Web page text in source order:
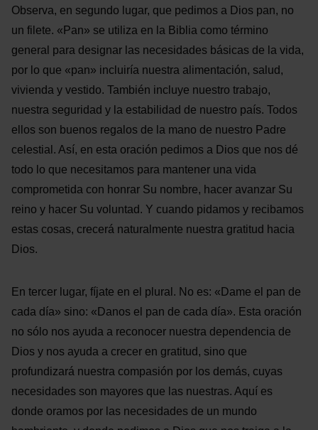
Observa, en segundo lugar, que pedimos a Dios pan, no
un filete. «Pan» se utiliza en la Biblia como término
general para designar las necesidades básicas de la vida,
por lo que «pan» incluiría nuestra alimentación, salud,
vivienda y vestido. También incluye nuestro trabajo,
nuestra seguridad y la estabilidad de nuestro país. Todos
ellos son buenos regalos de la mano de nuestro Padre
celestial. Así, en esta oración pedimos a Dios que nos dé
todo lo que necesitamos para mantener una vida
comprometida con honrar Su nombre, hacer avanzar Su
reino y hacer Su voluntad. Y cuando pidamos y recibamos
estas cosas, crecerá naturalmente nuestra gratitud hacia
Dios.
En tercer lugar, fíjate en el plural. No es: «Dame el pan de
cada día» sino: «Danos el pan de cada día». Esta oración
no sólo nos ayuda a reconocer nuestra dependencia de
Dios y nos ayuda a crecer en gratitud, sino que
profundizará nuestra compasión por los demás, cuyas
necesidades son mayores que las nuestras. Aquí es
donde oramos por las necesidades de un mundo